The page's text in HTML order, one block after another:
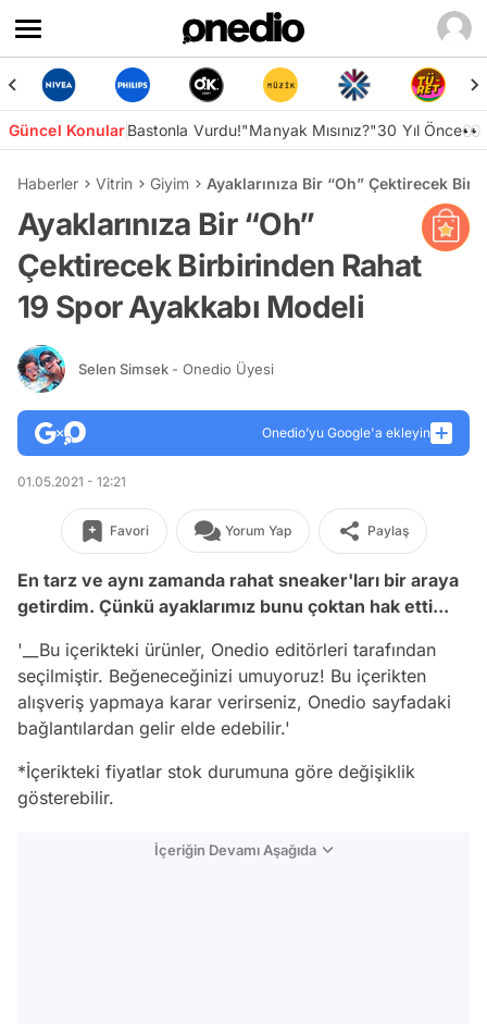
Güncel KonularBastonla Vurdu!"Manyak Mısınız?"30 Yıl Önce👀
Haberler Vitrin Giyim Ayaklarınıza Bir “Oh” Çektirecek
Ayaklarınıza Bir “Oh”
Çektirecek Birbirinden Rahat
19 Spor Ayakkabı Modeli
Selen Simsek - Onedio Üyesi
Onedio’yu Google'a ekleyin
01.05.2021 - 12:21
Favori Yorum Yap Paylaş
En tarz ve aynı zamanda rahat sneaker'ları bir araya
getirdim. Çünkü ayaklarımız bunu çoktan hak etti...
'__Bu içerikteki ürünler, Onedio editörleri tarafından
seçilmiştir. Beğeneceğinizi umuyoruz! Bu içerikten
alışveriş yapmaya karar verirseniz, Onedio sayfadaki
bağlantılardan gelir elde edebilir.'
*İçerikteki fiyatlar stok durumuna göre değişiklik
gösterebilir.
İçeriğin Devamı Aşağıda